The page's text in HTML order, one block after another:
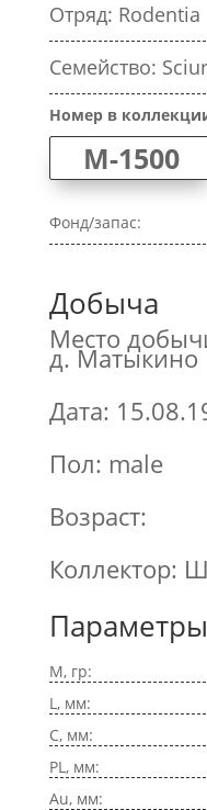
Отряд: Rodentia
Семейство:
Номер в
M-1500
Фонд/запас:
Добыча
Место
д. Матыкино
Дата:
Пол: male
Возраст:
Коллектор:
Параметры
M, гр:
L, мм:
C, мм:
PL, мм:
Au, мм: